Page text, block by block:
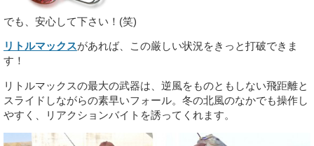
でも、安心して下さい！(笑)
リトルマックスがあれば、この厳しい状況をきっと打破できま
す！
リトルマックスの最大の武器は、逆風をものともしない飛距離と
スライドしながらの素早いフォール。冬の北風のなかでも操作し
やすく、リアクションバイトを誘ってくれます。